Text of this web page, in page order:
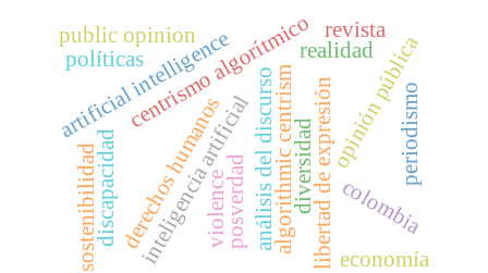
inteligencia artificialanálisis del discurso
centrismo algorítmico
libertad de expresiónopinión pública
artificial intelligence algorithmic centrism
public opinion
discapacidadderechos humanos diversidad
realidad
colombia
políticas
revista
posverdad
periodismo
economía
sostenibilidad violence